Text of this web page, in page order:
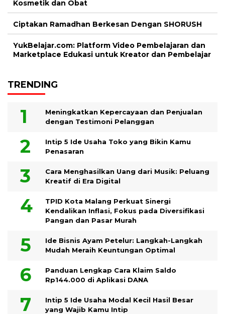
Kosmetik dan Obat
Ciptakan Ramadhan Berkesan Dengan SHORUSH
YukBelajar.com: Platform Video Pembelajaran dan
Marketplace Edukasi untuk Kreator dan Pembelajar
TRENDING
Meningkatkan Kepercayaan dan Penjualan
dengan Testimoni Pelanggan
Intip 5 Ide Usaha Toko yang Bikin Kamu
Penasaran
Cara Menghasilkan Uang dari Musik: Peluang
Kreatif di Era Digital
TPID Kota Malang Perkuat Sinergi
Kendalikan Inflasi, Fokus pada Diversifikasi
Pangan dan Pasar Murah
Ide Bisnis Ayam Petelur: Langkah-Langkah
Mudah Meraih Keuntungan Optimal
Panduan Lengkap Cara Klaim Saldo
Rp144.000 di Aplikasi DANA
Intip 5 Ide Usaha Modal Kecil Hasil Besar
yang Wajib Kamu Intip